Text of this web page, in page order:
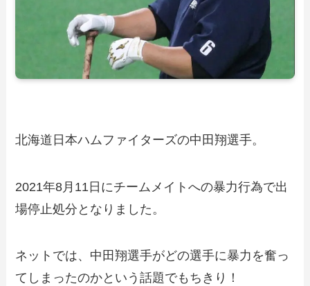
北海道日本ハムファイターズの中田翔選手。
2021年8月11日にチームメイトへの暴力行為で出
場停止処分となりました。
ネットでは、中田翔選手がどの選手に暴力を奮っ
てしまったのかという話題でもちきり！